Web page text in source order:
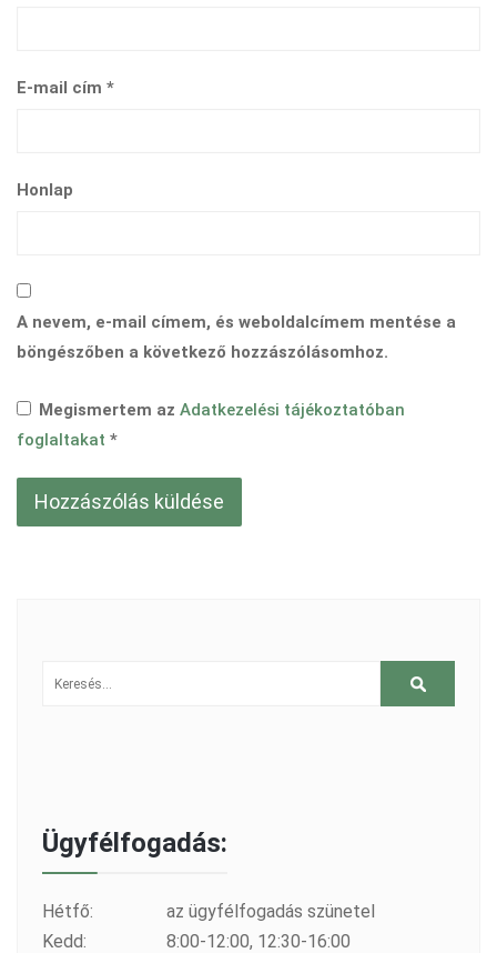
E-mail cím *
Honlap
A nevem, e-mail címem, és weboldalcímem mentése a
böngészőben a következő hozzászólásomhoz.
Megismertem az Adatkezelési tájékoztatóban
foglaltakat *
Ügyfélfogadás:
Hétfő:
az ügyfélfogadás szünetel
Kedd:
8:00-12:00, 12:30-16:00